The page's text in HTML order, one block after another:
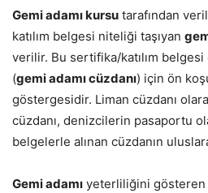
Gemi adamı kursu tarafından
katılım belgesi niteliği taşıyan
verilir. Bu sertifika/katılım belgesi
(gemi adamı cüzdanı) için ön
göstergesidir. Liman cüzdanı
cüzdanı, denizcilerin pasaportu
belgelerle alınan cüzdanın
Gemi adamı yeterliliğini